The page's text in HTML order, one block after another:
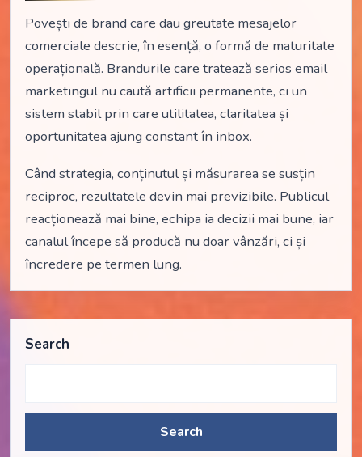
Povești de brand care dau greutate mesajelor
comerciale descrie, în esență, o formă de maturitate
operațională. Brandurile care tratează serios email
marketingul nu caută artificii permanente, ci un
sistem stabil prin care utilitatea, claritatea și
oportunitatea ajung constant în inbox.
Când strategia, conținutul și măsurarea se susțin
reciproc, rezultatele devin mai previzibile. Publicul
reacționează mai bine, echipa ia decizii mai bune, iar
canalul începe să producă nu doar vânzări, ci și
încredere pe termen lung.
Search
Search